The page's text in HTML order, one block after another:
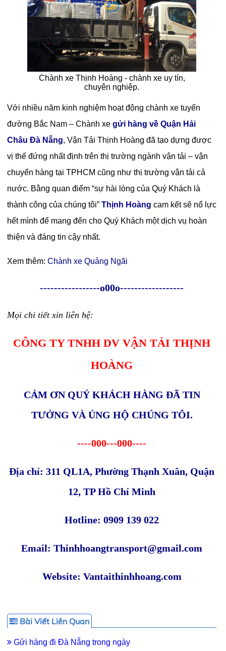
Chành xe Thịnh Hoàng - chành xe uy tín,
chuyên nghiệp.
Với nhiều năm kinh nghiệm hoạt động chành xe tuyến
đường Bắc Nam – Chành xegửi hàng về Quận Hải
Châu Đà Nẵng, Vận Tải Thịnh Hoàng đã tạo dựng được
vị thế đứng nhất định trên thị trường ngành vận tải – vận
chuyển hàng tại TPHCM cũng như thị trường vận tải cả
nước. Bằng quan điểm “sự hài lòng của Quý Khách là
thành công của chúng tôi”Thịnh Hoàng cam kết sẽ nổ lực
hết mình để mang đến cho Quý Khách một dịch vụ hoàn
thiện và đáng tin cậy nhất.
Xem thêm:Chành xe Quảng Ngãi
-----------------o00o------------------
Mọi chi tiết xin liên hệ:
CÔNG TY TNHH DV VẬN TẢI THỊNH
HOÀNG
CẢM ƠN QUÝ KHÁCH HÀNG ĐÃ TIN
TƯỞNG VÀ ỦNG HỘ CHÚNG TÔI.
----000---000----
Địa chỉ: 311 QL1A, Phường Thạnh Xuân, Quận
12, TP Hồ Chí Minh
Hotline: 0909 139 022
Email: Thinhhoangtransport@gmail.com
Website: Vantaithinhhoang.com
Bài Viết Liên Quan
Gửi hàng đi Đà Nẵng trong ngày